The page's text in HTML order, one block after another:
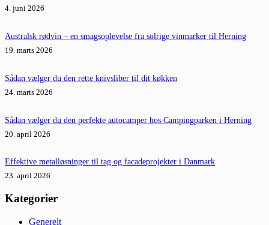
4. juni 2026
Australsk rødvin – en smagsoplevelse fra solrige vinmarker til Herning
19. marts 2026
Sådan vælger du den rette knivsliber til dit køkken
24. marts 2026
Sådan vælger du den perfekte autocamper hos Campingparken i Herning
20. april 2026
Effektive metalløsninger til tag og facadeprojekter i Danmark
23. april 2026
Kategorier
Generelt